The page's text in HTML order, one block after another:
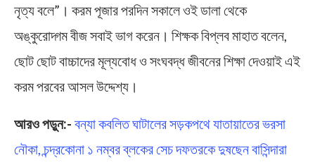
নৃত্য বলে”। করম পূজার পরদিন সকালে ওই ডালা থেকে
অঙ্কুরোদ্গম বীজ সবাই ভাগ করেন। শিক্ষক বিপ্লব মাহাত বলেন,
ছোট ছোট বাচ্চাদের মূল্যবোধ ও সংঘবদ্ধ জীবনের শিক্ষা দেওয়াই এই
করম পরবের আসল উদ্দেশ্য।
আরও পড়ুন:- বন্যা কবলিত ঘাটালের সড়কপথে যাতায়াতের ভরসা
নৌকা, চন্দ্রকোনা ১ নম্বর ব্লকের সেচ দফতরকে দুষছেন বাসিন্দারা